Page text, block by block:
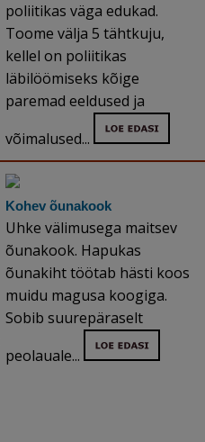
poliitikas väga edukad.
Toome välja 5 tähtkuju,
kellel on poliitikas
läbilöömiseks kõige
paremad eeldused ja
võimalused...
Kohev õunakook
Uhke välimusega maitsev
õunakook. Hapukas
õunakiht töötab hästi koos
muidu magusa koogiga.
Sobib suurepäraselt
peolauale...